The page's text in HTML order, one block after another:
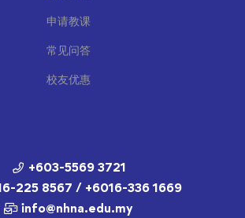
申请教课
常见问答
校友优惠
+603-5569 3721
225 8567 / +6016-336 1669
info@nhna.edu.my